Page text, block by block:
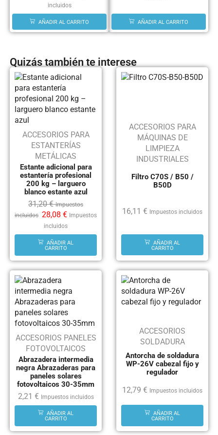
incluidos
AÑADIR AL CARRITO AÑADIR AL CARRITO
Quizás también te interese
ACCESORIOS PARA
ESTANTERÍAS
METÁLICAS
Estante adicional para
estantería profesional
200 kg – larguero
blanco estante azul
31,20€ Impuestos
incluidos 28,08 € Impuestos
incluidos
AÑADIR AL
CARRITO
ACCESORIOS PARA
MÁQUINAS DE
LIMPIEZA
INDUSTRIALES
Filtro C70S / B50 /
B50D
16,11 € Impuestos incluidos
AÑADIR AL
CARRITO
ACCESORIOS PANELES
FOTOVOLTAICOS
Abrazadera intermedia
negra Abrazaderas para
paneles solares
fotovoltaicos 30-35mm
2,21 € Impuestos incluidos
AÑADIR AL
CARRITO
ACCESORIOS
SOLDADURA
Antorcha de soldadura
WP-26V cabezal fijo y
regulador
12,79 € Impuestos incluidos
AÑADIR AL
CARRITO